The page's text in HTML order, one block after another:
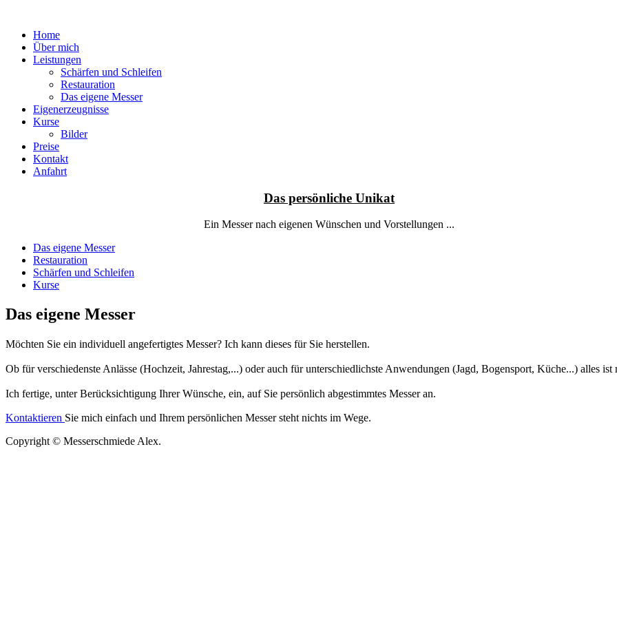
Home
Über mich
Leistungen
Schärfen und Schleifen
Restauration
Das eigene Messer
Eigenerzeugnisse
Kurse
Bilder
Preise
Kontakt
Anfahrt
Das persönliche Unikat
Ein Messer nach eigenen Wünschen und Vorstellungen ...
Das eigene Messer
Restauration
Schärfen und Schleifen
Kurse
Das eigene Messer
Möchten Sie ein individuell angefertigtes Messer? Ich kann dieses für Sie herstellen.
Ob für verschiedenste Anlässe (Hochzeit, Jahrestag,...) oder auch für unterschiedlichste Anwendungen (Jagd, Bogensport, Küche...) alles ist
Ich fertige, unter Berücksichtigung Ihrer Wünsche, ein, auf Sie persönlich abgestimmtes Messer an.
Kontaktieren Sie mich einfach und Ihrem persönlichen Messer steht nichts im Wege.
Copyright © Messerschmiede Alex.